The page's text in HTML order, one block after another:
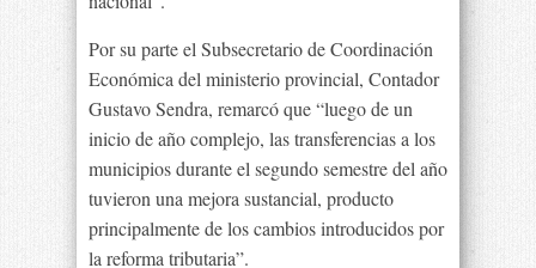
Por su parte el Subsecretario de Coordinación
Económica del ministerio provincial, Contador
Gustavo Sendra, remarcó que “luego de un
inicio de año complejo, las transferencias a los
municipios durante el segundo semestre del año
tuvieron una mejora sustancial, producto
principalmente de los cambios introducidos por
la reforma tributaria”.